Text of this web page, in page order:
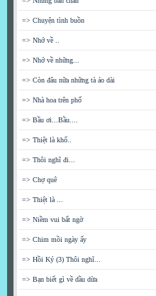
=> Chuyện tình buồn
=> Nhớ về ..
=> Nhớ về những...
=> Còn đâu nữa những tà áo dài
=> Nhà hoa trên phố
=> Bầu ơi...Bầu....
=> Thiệt là khổ..
=> Thôi nghĩ đi...
=> Chợ quê
=> Thiệt là ...
=> Niềm vui bất ngờ
=> Chim mồi ngày ấy
=> Hồi Ký (3) Thôi nghĩ...
=> Bạn biết gì về dầu dừa